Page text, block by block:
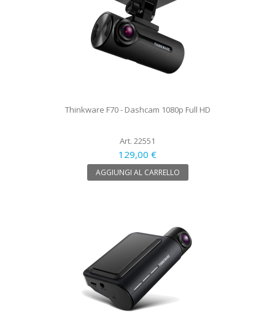
Thinkware F70 - Dashcam 1080p Full HD
Art. 22551
129,00 €
AGGIUNGI AL CARRELLO